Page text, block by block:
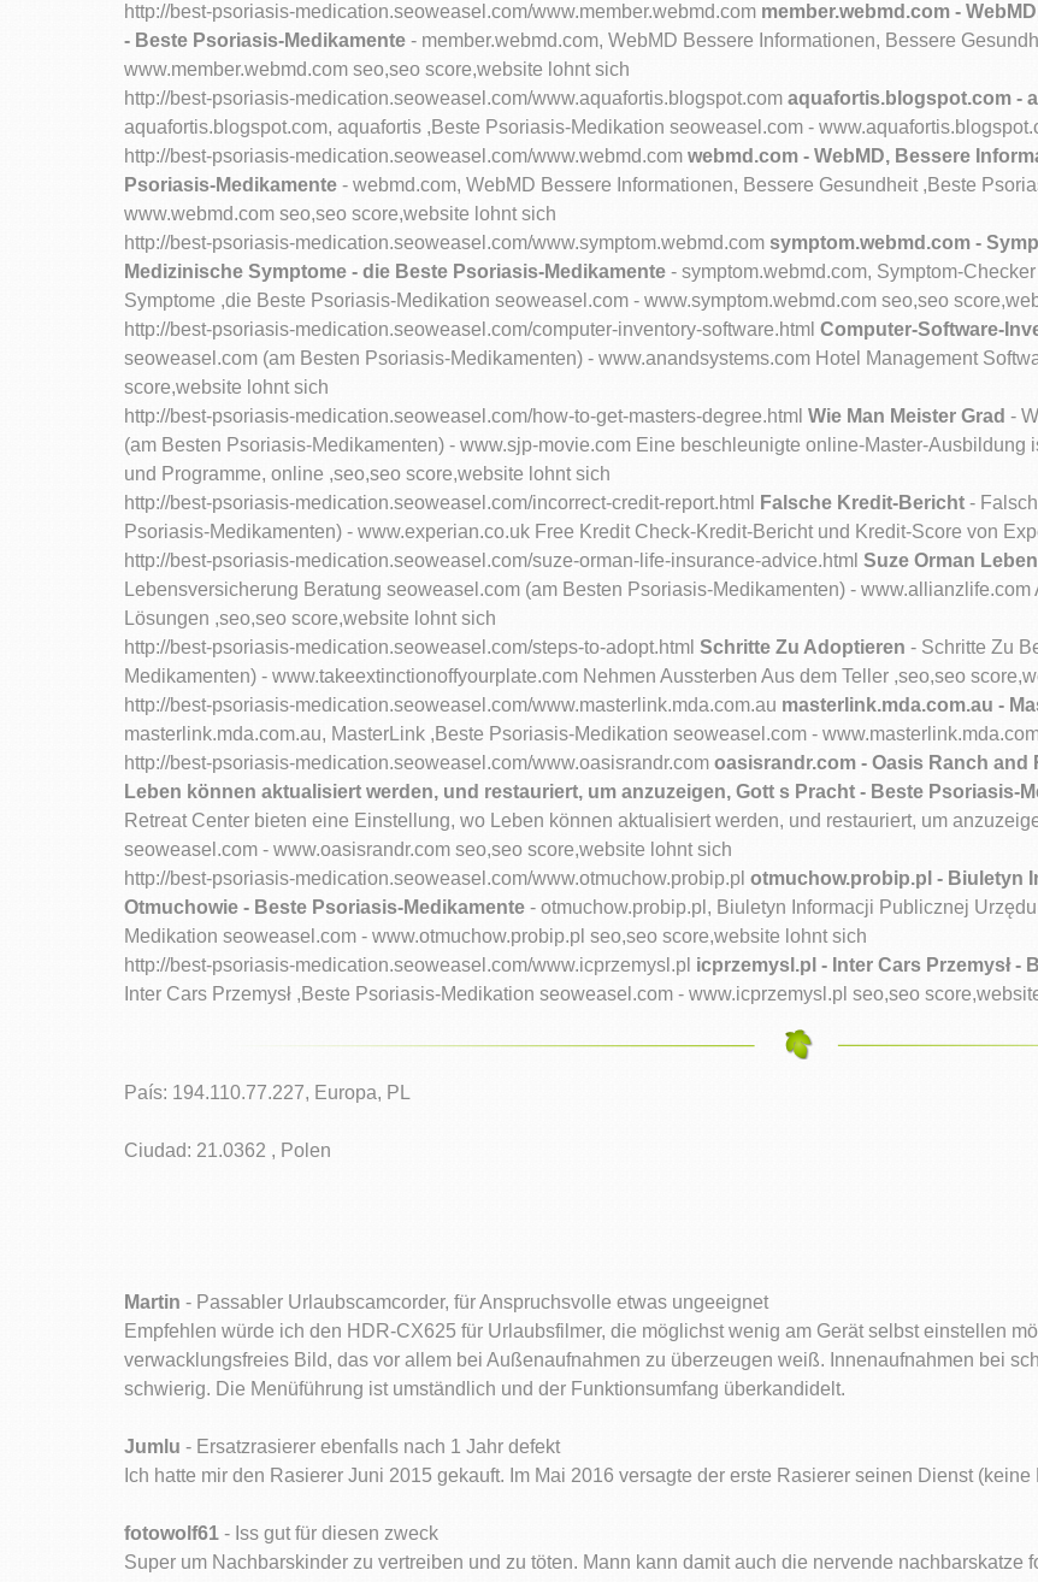
http://best-psoriasis-medication.seoweasel.com/www.member.webmd.com member.webmd.com -
- Beste Psoriasis-Medikamente - member.webmd.com, WebMD Bessere Informationen, Bessere
www.member.webmd.com seo,seo score,website lohnt sich
http://best-psoriasis-medication.seoweasel.com/www.aquafortis.blogspot.comaquafortis.blogspot.com -
aquafortis.blogspot.com, aquafortis ,Beste Psoriasis-Medikation seoweasel.com -
http://best-psoriasis-medication.seoweasel.com/www.webmd.comwebmd.com - WebMD, Bessere
Psoriasis-Medikamente - webmd.com, WebMD Bessere Informationen, Bessere Gesundheit ,Beste
www.webmd.com seo,seo score,website lohnt sich
http://best-psoriasis-medication.seoweasel.com/www.symptom.webmd.comsymptom.webmd.com -
Medizinische Symptome - die Beste Psoriasis-Medikamente - symptom.webmd.com, Symptom-
Symptome ,die Beste Psoriasis-Medikation seoweasel.com - www.symptom.webmd.com seo,seo
http://best-psoriasis-medication.seoweasel.com/computer-inventory-software.htmlComputer-Software-
seoweasel.com (am Besten Psoriasis-Medikamenten) - www.anandsystems.com Hotel Management
score,website lohnt sich
http://best-psoriasis-medication.seoweasel.com/how-to-get-masters-degree.htmlWie Man Meister Grad -
(am Besten Psoriasis-Medikamenten) - www.sjp-movie.com Eine beschleunigte online-Master-
und Programme, online ,seo,seo score,website lohnt sich
http://best-psoriasis-medication.seoweasel.com/incorrect-credit-report.html
Falsche Kredit-Bericht -
Psoriasis-Medikamenten) - www.experian.co.uk Free Kredit Check-Kredit-Bericht und Kredit-Score von
http://best-psoriasis-medication.seoweasel.com/suze-orman-life-insurance-advice.htmlSuze Orman
Lebensversicherung Beratung seoweasel.com (am Besten Psoriasis-Medikamenten) -
Lösungen ,seo,seo score,website lohnt sich
http://best-psoriasis-medication.seoweasel.com/steps-to-adopt.htmlSchritte Zu Adoptieren - Schritte Zu
Medikamenten) - www.takeextinctionoffyourplate.com Nehmen Aussterben Aus dem Teller ,seo,seo
http://best-psoriasis-medication.seoweasel.com/www.masterlink.mda.com.au masterlink.mda.com.au -
masterlink.mda.com.au, MasterLink ,Beste Psoriasis-Medikation seoweasel.com -
http://best-psoriasis-medication.seoweasel.com/www.oasisrandr.comoasisrandr.com - Oasis Ranch and
Leben können aktualisiert werden, und restauriert, um anzuzeigen, Gott s Pracht - Beste Psoriasis-
Retreat Center bieten eine Einstellung, wo Leben können aktualisiert werden, und restauriert, um
seoweasel.com - www.oasisrandr.com seo,seo score,website lohnt sich
http://best-psoriasis-medication.seoweasel.com/www.otmuchow.probip.plotmuchow.probip.pl - Biuletyn
Otmuchowie - Beste Psoriasis-Medikamente - otmuchow.probip.pl, Biuletyn Informacji Publicznej
Medikation seoweasel.com - www.otmuchow.probip.pl seo,seo score,website lohnt sich
http://best-psoriasis-medication.seoweasel.com/www.icprzemysl.pl icprzemysl.pl - Inter Cars Przemysł -
Inter Cars Przemysł ,Beste Psoriasis-Medikation seoweasel.com - www.icprzemysl.pl seo,seo
País: 194.110.77.227, Europa, PL
Ciudad: 21.0362 , Polen
Martin - Passabler Urlaubscamcorder, für Anspruchsvolle etwas ungeeignet
Empfehlen würde ich den HDR-CX625 für Urlaubsfilmer, die möglichst wenig am Gerät selbst einstellen
verwacklungsfreies Bild, das vor allem bei Außenaufnahmen zu überzeugen weiß. Innenaufnahmen bei
schwierig. Die Menüführung ist umständlich und der Funktionsumfang überkandidelt.
Jumlu - Ersatzrasierer ebenfalls nach 1 Jahr defekt
Ich hatte mir den Rasierer Juni 2015 gekauft. Im Mai 2016 versagte der erste Rasierer seinen Dienst
fotowolf61 - Iss gut für diesen zweck
Super um Nachbarskinder zu vertreiben und zu töten. Mann kann damit auch die nervende nachbarskatze